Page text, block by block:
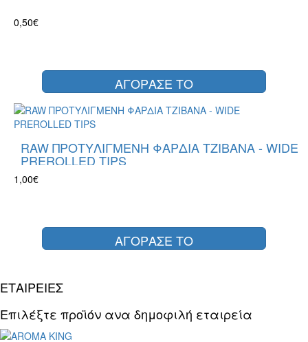
0,50€
ΑΓΟΡΑΣΕ ΤΟ
RAW ΠΡΟΤΥΛΙΓΜΕΝΗ ΦΑΡΔΙΑ ΤΖΙΒΑΝΑ - WIDE
PREROLLED TIPS
1,00€
ΑΓΟΡΑΣΕ ΤΟ
ΕΤΑΙΡΕΙΕΣ
Επιλέξτε προϊόν ανα δημοφιλή εταιρεία